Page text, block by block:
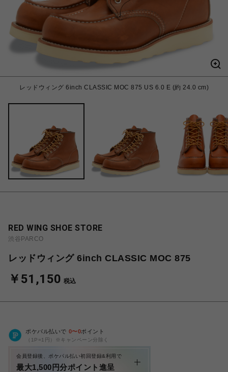
レッドウィング 6inch CLASSIC MOC 875 US 6.0 E (約 24.0 cm)
RED WING SHOE STORE
渋谷PARCO
レッドウィング 6inch CLASSIC MOC 875
￥51,150 税込
ポケパル払いで 0〜0ポイント
（1P=1円）※キャンペーン分除く
会員登録後、ポケパル払い初回登録&利用で
最大1,500円分ポイント進呈